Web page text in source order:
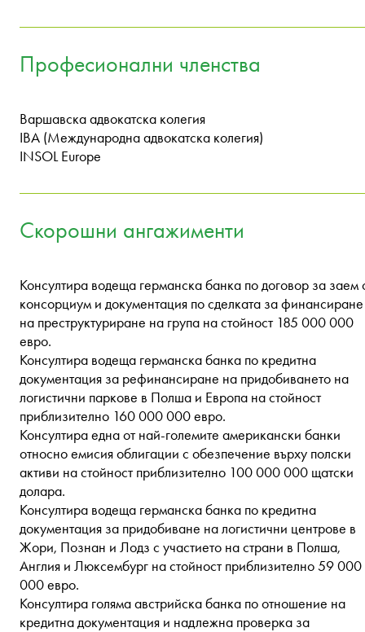
Професионални членства
Варшавска адвокатска колегия
IBA (Международна адвокатска колегия)
INSOL Europe
Скорошни ангажименти
Консултира водеща германска банка по договор за заем
консорциум и документация по сделката за финансиране
на преструктуриране на група на стойност 185 000 000
евро.
Консултира водеща германска банка по кредитна
документация за рефинансиране на придобиването на
логистични паркове в Полша и Европа на стойност
приблизително 160 000 000 евро.
Консултира една от най-големите американски банки
относно емисия облигации с обезпечение върху полски
активи на стойност приблизително 100 000 000 щатски
долара.
Консултира водеща германска банка по кредитна
документация за придобиване на логистични центрове в
Жори, Познан и Лодз с участието на страни в Полша,
Англия и Люксембург на стойност приблизително 59 000
000 евро.
Консултира голяма австрийска банка по отношение на
кредитна документация и надлежна проверка за